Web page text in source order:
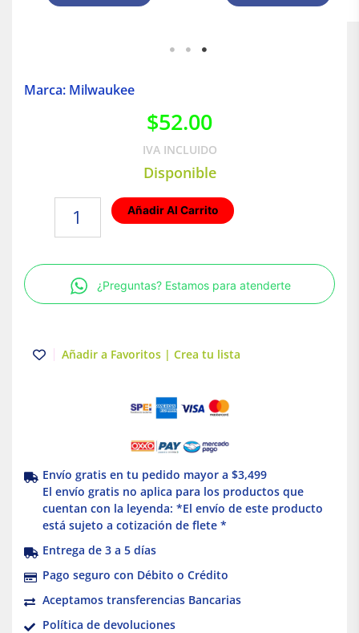
Marca: Milwaukee
$52.00
IVA INCLUIDO
Disponible
impacto
SHOCKWAVE™
2"
SQ3
Añadir Al Carrito
¿Preguntas? Estamos para atenderte
Añadir a Favoritos | Crea tu lista
Envío gratis en tu pedido mayor a $3,499
El envío gratis no aplica para los productos que
cuentan con la leyenda: *El envío de este producto
está sujeto a cotización de flete *
Entrega de 3 a 5 días
Pago seguro con Débito o Crédito
Aceptamos transferencias Bancarias
Política de devoluciones